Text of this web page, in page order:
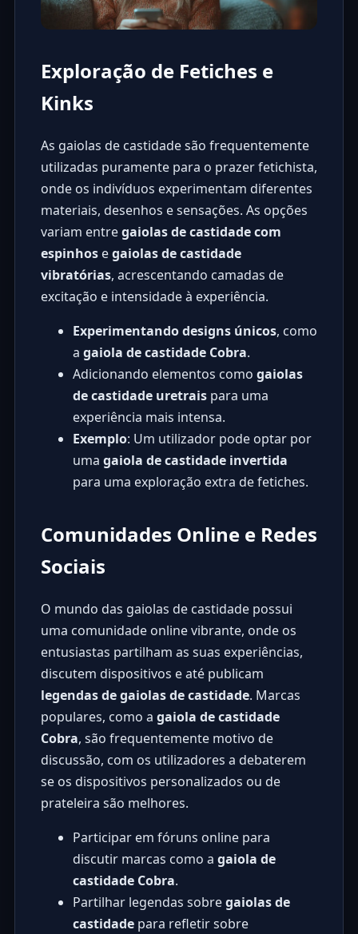
Exploração de Fetiches e
Kinks
As gaiolas de castidade são frequentemente
utilizadas puramente para o prazer fetichista,
onde os indivíduos experimentam diferentes
materiais, desenhos e sensações. As opções
variam entregaiolas de castidade com
espinhosegaiolas de castidade
vibratórias, acrescentando camadas de
excitação e intensidade à experiência.
Experimentando designs únicos, como
a gaiola de castidade Cobra.
Adicionando elementos como gaiolas
de castidade uretraispara uma
experiência mais intensa.
Exemplo: Um utilizador pode optar por
uma gaiola de castidade invertida
para uma exploração extra de fetiches.
Comunidades Online e Redes
Sociais
O mundo das gaiolas de castidade possui
uma comunidade online vibrante, onde os
entusiastas partilham as suas experiências,
discutem dispositivos e até publicam
legendas de gaiolas de castidade. Marcas
populares, como a gaiola de castidade
Cobra, são frequentemente motivo de
discussão, com os utilizadores a debaterem
se os dispositivos personalizados ou de
prateleira são melhores.
Participar em fóruns online para
discutir marcas como a gaiola de
castidade Cobra.
Partilhar legendas sobregaiolas de
castidadepara refletir sobre